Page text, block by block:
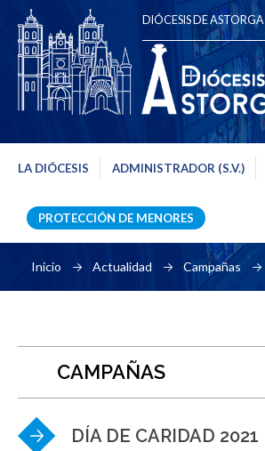
DIÓCESIS DE ASTORGA
LA DIÓCESIS ADMINISTRADOR (S.V.)
PROTECCIÓN DE MENORES
Inicio Actualidad Campañas
CAMPAÑAS
DÍA DE CARIDAD 2021